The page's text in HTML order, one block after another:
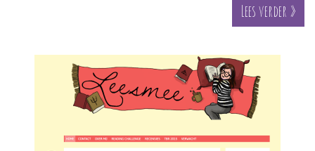
Lees verder »